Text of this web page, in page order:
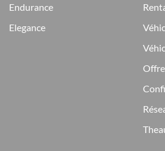
endurance
elegance